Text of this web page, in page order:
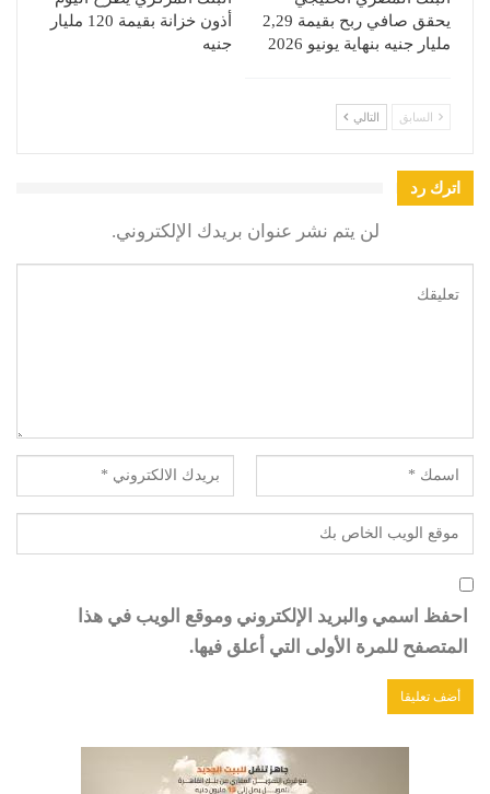
يحقق صافي ربح بقيمة 2,29
مليار جنيه بنهاية يونيو 2026
أذون خزانة بقيمة 120 مليار
جنيه
السابق التالي
اترك رد
لن يتم نشر عنوان بريدك الإلكتروني.
احفظ اسمي والبريد الإلكتروني وموقع الويب في هذا
المتصفح للمرة الأولى التي أعلق فيها.